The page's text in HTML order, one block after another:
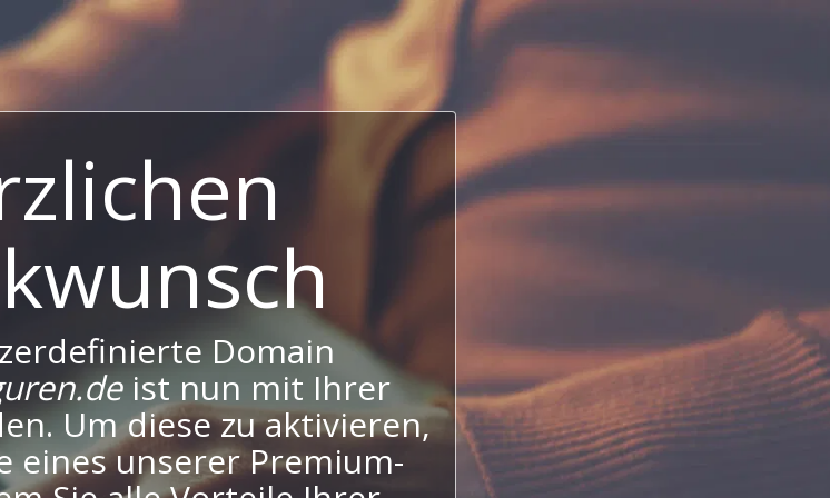
Domain
ist nun mit Ihrer
Um diese zu aktivieren,
eines unserer Premium-